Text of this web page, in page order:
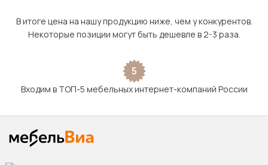
В итоге цена на нашу продукцию ниже, чем у конкурентов.
Некоторые позиции могут быть дешевле в 2-3 раза.
5
Входим в ТОП-5 мебельных интернет-компаний России